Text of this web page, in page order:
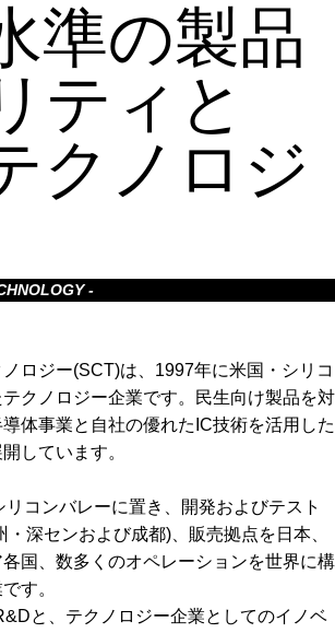
準の製品
ティと
クノロジ
-
ロジー(SCT)は、1997年に米国・シリコ
クノロジー企業です。民生向け製品を対
体事業と自社の優れたIC技術を活用した
しています。
コンバレーに置き、開発およびテスト
深センおよび成都)、販売拠点を日本、
国、数多くのオペレーションを世界に構
す。
と、テクノロジー企業としてのイノベ